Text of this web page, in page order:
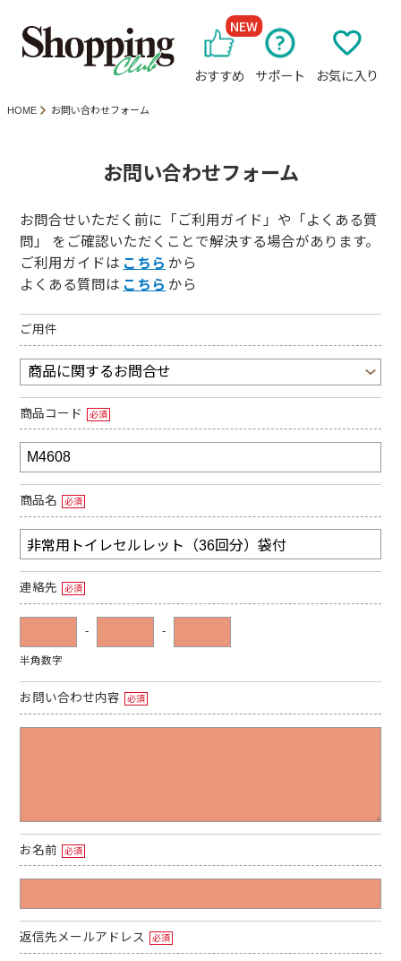
おすすめ
NEW
サポート お気に入り
HOME お問い合わせフォーム
お問い合わせフォーム
お問合せいただく前に「ご利用ガイド」や「よくある質
問」 をご確認いただくことで解決する場合があります。
ご利用ガイドは こちら から
よくある質問は こちら から
ご用件
商品コード 必須
商品名 必須
連絡先 必須
- -
半角数字
お問い合わせ内容 必須
お名前 必須
返信先メールアドレス 必須